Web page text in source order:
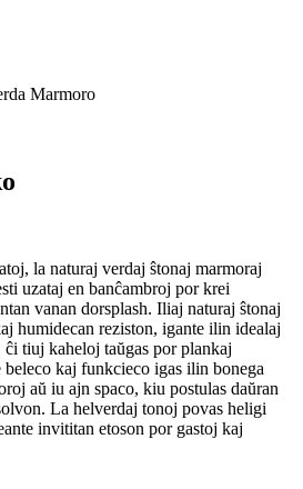
Marmoro
la naturaj verdaj ŝtonaj marmoraj
uzataj en banĉambroj por krei
vanan dorsplash. Iliaj naturaj ŝtonaj
humidecan reziston, igante ilin idealaj
tiuj kaheloj taŭgas por plankaj
kaj funkcieco igas ilin bonega
aŭ iu ajn spaco, kiu postulas daŭran
La helverdaj tonoj povas heligi
invititan etoson por gastoj kaj